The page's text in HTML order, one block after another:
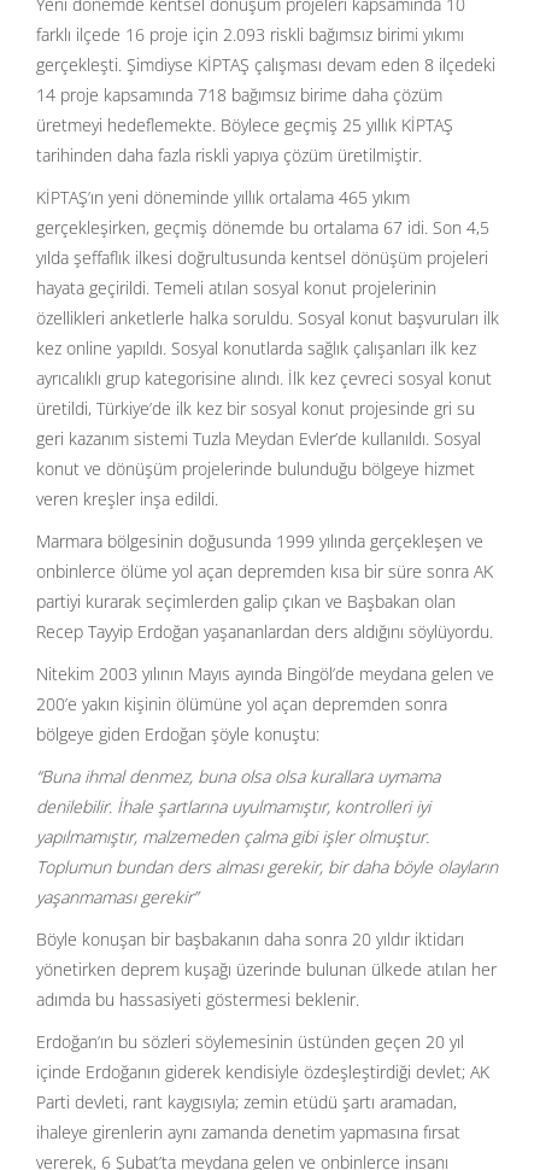
farklı ilçede 16 proje için 2.093 riskli bağımsız birimi yıkımı
gerçekleşti. Şimdiyse KİPTAŞ çalışması devam eden 8 ilçedeki
14 proje kapsamında 718 bağımsız birime daha çözüm
üretmeyi hedeflemekte. Böylece geçmiş 25 yıllık KİPTAŞ
tarihinden daha fazla riskli yapıya çözüm üretilmiştir.
KİPTAŞ’ın yeni döneminde yıllık ortalama 465 yıkım
gerçekleşirken, geçmiş dönemde bu ortalama 67 idi. Son 4,5
yılda şeffaflık ilkesi doğrultusunda kentsel dönüşüm projeleri
hayata geçirildi. Temeli atılan sosyal konut projelerinin
özellikleri anketlerle halka soruldu. Sosyal konut başvuruları ilk
kez online yapıldı. Sosyal konutlarda sağlık çalışanları ilk kez
ayrıcalıklı grup kategorisine alındı. İlk kez çevreci sosyal konut
üretildi, Türkiye’de ilk kez bir sosyal konut projesinde gri su
geri kazanım sistemi Tuzla Meydan Evler’de kullanıldı. Sosyal
konut ve dönüşüm projelerinde bulunduğu bölgeye hizmet
veren kreşler inşa edildi.
Marmara bölgesinin doğusunda 1999 yılında gerçekleşen ve
onbinlerce ölüme yol açan depremden kısa bir süre sonra AK
partiyi kurarak seçimlerden galip çıkan ve Başbakan olan
Recep Tayyip Erdoğan yaşananlardan ders aldığını söylüyordu.
Nitekim 2003 yılının Mayıs ayında Bingöl’de meydana gelen ve
200’e yakın kişinin ölümüne yol açan depremden sonra
bölgeye giden Erdoğan şöyle konuştu:
“Buna ihmal denmez, buna olsa olsa kurallara uymama
denilebilir. İhale şartlarına uyulmamıştır, kontrolleri iyi
yapılmamıştır, malzemeden çalma gibi işler olmuştur.
Toplumun bundan ders alması gerekir, bir daha böyle olayların
yaşanmaması gerekir”
Böyle konuşan bir başbakanın daha sonra 20 yıldır iktidarı
yönetirken deprem kuşağı üzerinde bulunan ülkede atılan her
adımda bu hassasiyeti göstermesi beklenir.
Erdoğan’ın bu sözleri söylemesinin üstünden geçen 20 yıl
içinde Erdoğanın giderek kendisiyle özdeşleştirdiği devlet; AK
Parti devleti, rant kaygısıyla; zemin etüdü şartı aramadan,
ihaleye girenlerin aynı zamanda denetim yapmasına fırsat
vererek, 6 Şubat’ta meydana gelen ve onbinlerce insanı